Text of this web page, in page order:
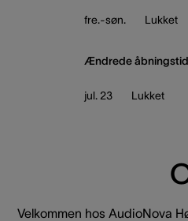
fre.-søn. Lukket
Ændrede
jul. 23 Lukket
Velkommen hos AudioNova